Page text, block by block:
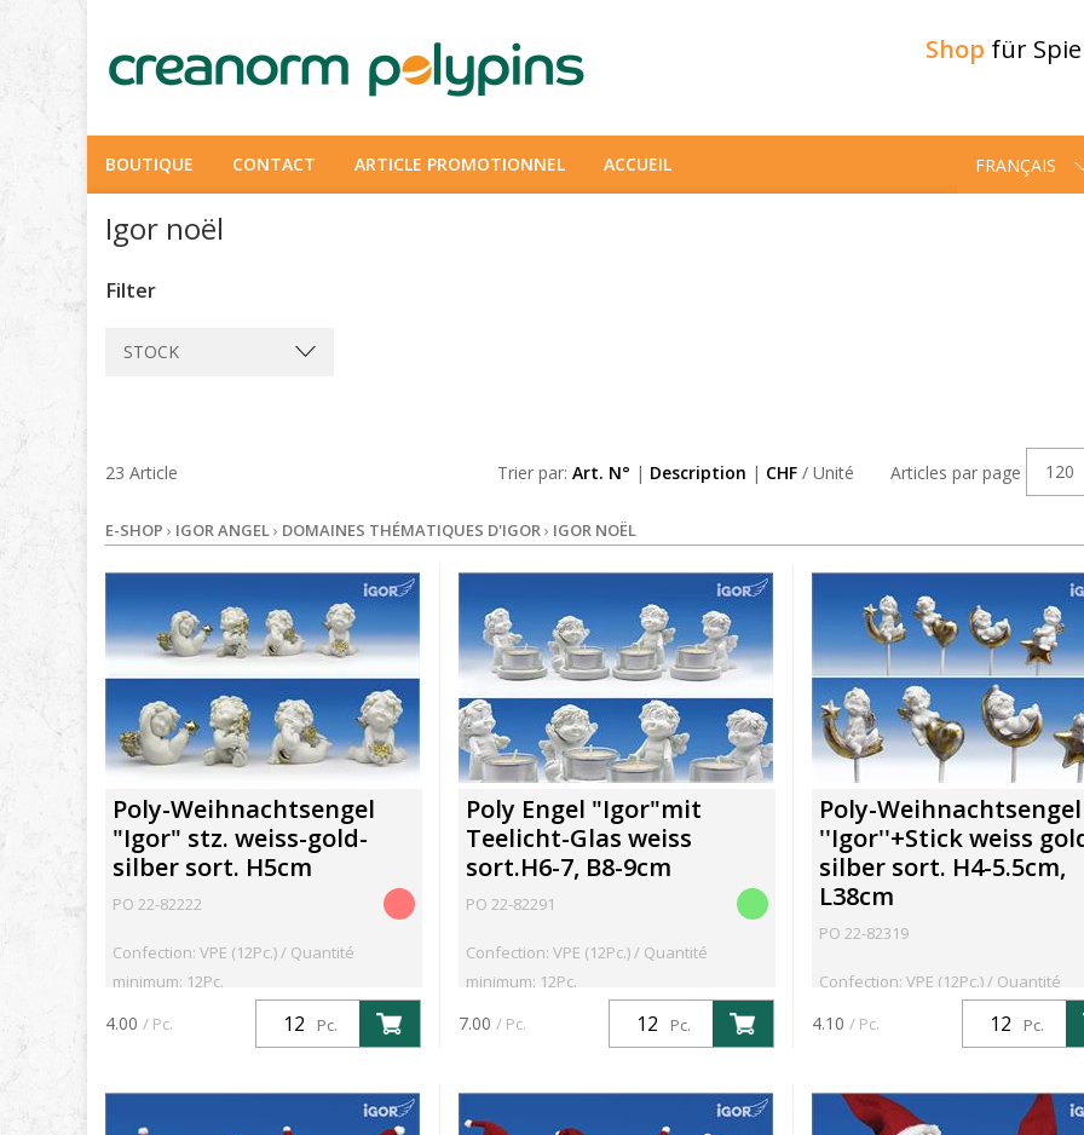
Shop für
FRANÇAIS
BOUTIQUE CONTACT ARTICLE PROMOTIONNEL ACCUEIL
Igor noël
Filter
STOCK
Articles par page 120
Trier par: Art. N° | Description | CHF / Unité
23 Article
E-SHOP › IGOR ANGEL› DOMAINES THÉMATIQUES D'IGOR› IGOR NOËL
Poly-Weihnachtsengel
"Igor" stz. weiss-gold-
silber sort. H5cm
PO 22-82222
Confection: VPE (12Pc.) / Quantité
minimum: 12Pc.
Pc.
4.00 / Pc.
Poly Engel "Igor"mit
Teelicht-Glas weiss
sort.H6-7, B8-9cm
PO 22-82291
Confection: VPE (12Pc.) / Quantité
minimum: 12Pc.
Pc.
7.00 / Pc.
Poly-Weihnachtsengel
''Igor''+Stick weiss
silber sort. H4-5.5cm,
L38cm
PO 22-82319
Confection: VPE (12Pc.) / Quantité
Pc.
4.10 / Pc.